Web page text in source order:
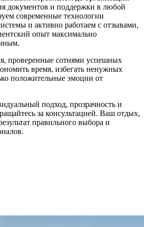
документов и поддержки в любой
современные технологии
и активно работаем с отзывами,
опыт максимально
проверенные сотнями успешных
время, избегать ненужных
положительные эмоции от
подход, прозрачность и
за консультацией. Ваш отдых,
правильного выбора и